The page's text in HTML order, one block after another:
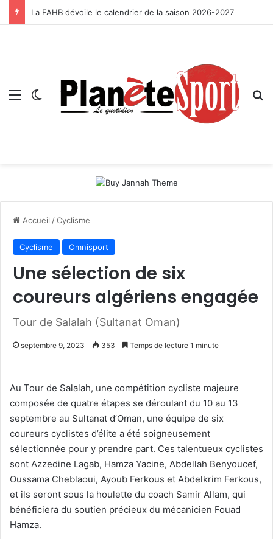
La FAHB dévoile le calendrier de la saison 2026-2027
Menu Switch skin
Accueil /Cyclisme
Cyclisme Omnisport
Une sélection de six
coureurs algériens engagée
Tour de Salalah (Sultanat Oman)
septembre 9, 2023 353 Temps de lecture 1 minute
Au Tour de Salalah, une compétition cycliste majeure
composée de quatre étapes se déroulant du 10 au 13
septembre au Sultanat d’Oman, une équipe de six
coureurs cyclistes d’élite a été soigneusement
sélectionnée pour y prendre part. Ces talentueux cyclistes
sont Azzedine Lagab, Hamza Yacine, Abdellah Benyoucef,
Oussama Cheblaoui, Ayoub Ferkous et Abdelkrim Ferkous,
et ils seront sous la houlette du coach Samir Allam, qui
bénéficiera du soutien précieux du mécanicien Fouad
Hamza.